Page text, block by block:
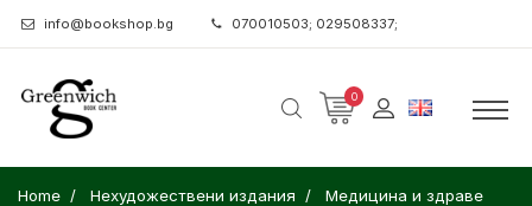
info@bookshop.bg 070010503; 029508337;
0
Home Нехудожествени издания Медицина и здраве